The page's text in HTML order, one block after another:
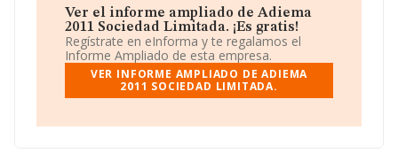
Limitada. La actividad de referencia CNAE corresponde
a 'Otro comercio al por menor de artículos nuevos en
establecimientos especializados', cuyo Código es 4778.
No realiza actividad de importación y/o exportación.
Ha tenido el mismo número de profesionales y teniendo
en cuenta la información disponible en INFORMA, ha
media de sector.
Ver el informe ampliado de Adiema
2011 Sociedad Limitada. ¡Es gratis!
Regístrate en eInforma y te regalamos el
Informe Ampliado de esta empresa.
VER INFORME AMPLIADO DE ADIEMA
2011 SOCIEDAD LIMITADA.